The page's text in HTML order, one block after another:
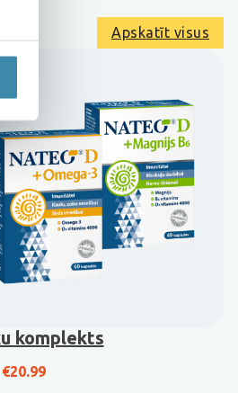
Apskatīt visus
komplekts
Original price was: €36.58.
€20.99Current price is: €20.99.